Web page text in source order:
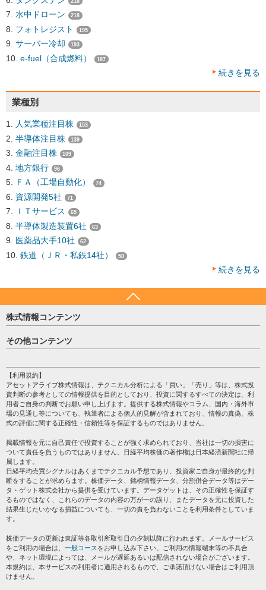
水中ドローン 218
フォトレジスト 195
サーバー冷却 193
e-fuel（合成燃料） 187
続きを見る
業種別
人気業種注目株 153
半導体注目株 139
金融注目株 109
地方銀行 96
ＦＡ（工場自動化） 74
資源開発5社 71
ＩＴサービス 65
半導体製造装置6社 63
医薬品大手10社 62
鉄道（ＪＲ・私鉄14社） 58
続きを見る
株式情報コンテンツ
日経平均
売買シグナル
株テーマ情報
海外市況
投資カレンダー
格付け情報
その他コンテンツ
個人情報保護方針
プライバシーポリシー
会社案内
サイトマップ
過去データ
【利用規約】
アセットアライブ株式情報は、テクニカル分析による「買い」「売り」等は、株式投
資判断の参考としての情報提供を目的としており、投資に関するすべての決定は、利
用者ご自身の判断でお願い申し上げます。提供する株式情報やコラム、国内・海外市
場の見通し等についても、執筆者による個人的見解が含まれており、情報の真偽、株
式の評価に関する正確性・信頼性等を保証するものではありません。
掲載情報を元に自己責任で投資することが強く求められており、当社は一切の損害に
ついて責任を負うものではありません。日経平均株価の著作権は日本経済新聞社に帰
属します。
日経平均売買シグナルはあくまでテクニカル予想であり、投資家ご自身が最終的な判
断をすることが求めらます。株価データ、銘柄情報データ、分割併合データ等はデー
タ・ゲット株式会社から提供を受けています。データゲットは、その正確性を保証す
るものではなく、これらのデータの内容の万が一の誤り、またデータを元に投資した
結果生じたいかなる損益についても、一切の責を負わないことを利用条件としていま
す。
株価データの更新は東証等各取引所取引日の夕刻以降に行われます。メールサービス
をご利用の場合は、 一般コース をお申し込み下さい。ご利用の情報端末等の不具合
や、ネット環境によっては、メールが遅延あるいは配信されない場合がございます。
本規約は、本サービスの利用者に適用されるもので、ご承諾頂けない場合はご利用頂
けません。